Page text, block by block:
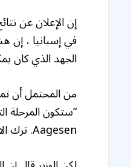
في إسبانيا ، إن
الجهد الذي كان
من المحتمل أن
“ستكون المرحلة
Aagesen. ترك الانقطاع في 28 أبريل 60 مليون شخص في جميع أنحاء إسبانيا والبرتغال دون قوة.